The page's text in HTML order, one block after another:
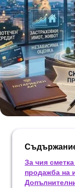
За чия
продажба на